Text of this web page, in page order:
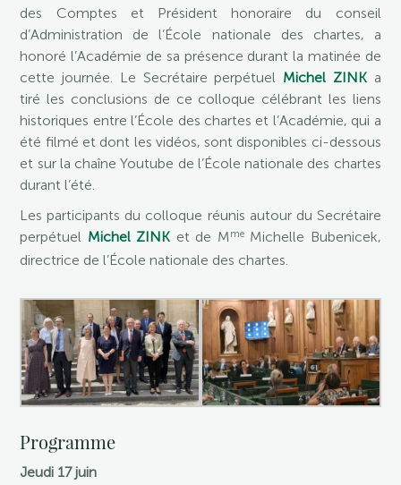
des Comptes et Président honoraire du conseil
d’Administration de l’École nationale des chartes, a
honoré l’Académie de sa présence durant la matinée de
cette journée. Le Secrétaire perpétuel Michel ZINKa
tiré les conclusions de ce colloque célébrant les liens
historiques entre l’École des chartes et l’Académie, qui a
été filmé et dont les vidéos, sont disponibles ci-dessous
et sur la chaîne Youtube de l’École nationale des chartes
durant l’été.
Les participants du colloque réunis autour du Secrétaire
perpétuel Michel ZINK et de MmeMichelle Bubenicek,
directrice de l’École nationale des chartes.
Programme
Jeudi 17 juin